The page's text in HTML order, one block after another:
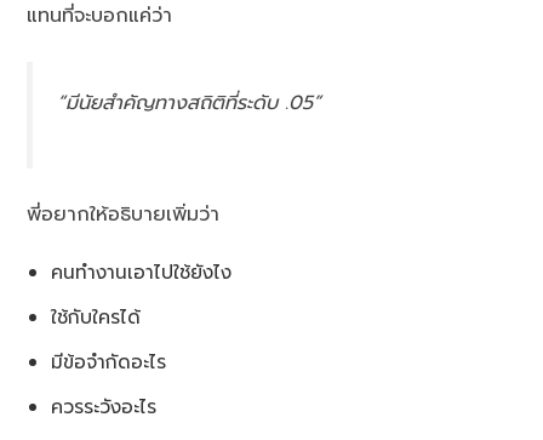
แทนที่จะบอกแค่ว่า
“มีนัยสำคัญทางสถิติที่ระดับ .05”
พี่อยากให้อธิบายเพิ่มว่า
คนทำงานเอาไปใช้ยังไง
ใช้กับใครได้
มีข้อจำกัดอะไร
ควรระวังอะไร